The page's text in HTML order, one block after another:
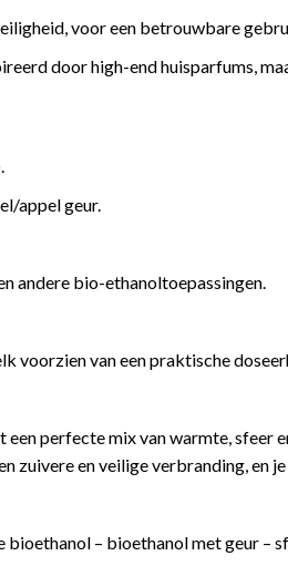
voor een betrouwbare
door high-end huisparfums,
appel geur.
andere bio-ethanoltoepassingen.
voorzien van een praktische
perfecte mix van warmte, sfeer
zuivere en veilige verbranding, en
– bioethanol met geur –